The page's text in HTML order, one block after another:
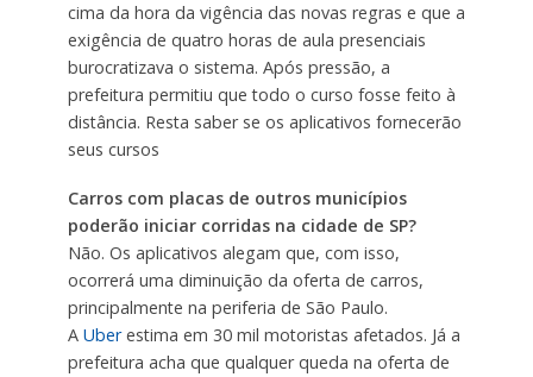
cima da hora da vigência das novas regras e que a
exigência de quatro horas de aula presenciais
burocratizava o sistema. Após pressão, a
prefeitura permitiu que todo o curso fosse feito à
distância. Resta saber se os aplicativos fornecerão
seus cursos
Carros com placas de outros municípios
poderão iniciar corridas na cidade de SP?
Não. Os aplicativos alegam que, com isso,
ocorrerá uma diminuição da oferta de carros,
principalmente na periferia de São Paulo.
A Uberestima em 30 mil motoristas afetados. Já a
prefeitura acha que qualquer queda na oferta de